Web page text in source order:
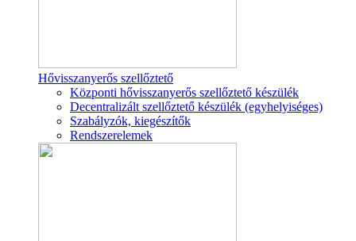
Hővisszanyerős szellőztető
Központi hővisszanyerős szellőztető készülék
Decentralizált szellőztető készülék (egyhelyiséges)
Szabályzók, kiegészítők
Rendszerelemek